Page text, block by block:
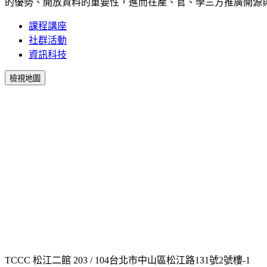
的優勢、開放資料的重要性，進而在產、官、學三方推廣開源
課程講座
社群活動
資訊科技
檢視地圖
TCCC 松江二館 203 / 104台北市中山區松江路131號2號樓-1